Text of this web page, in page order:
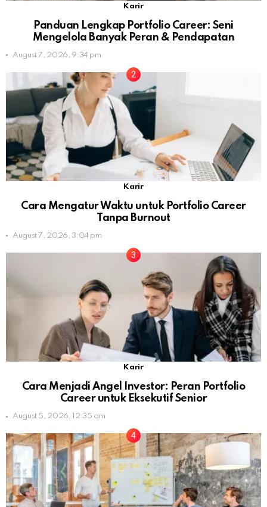
Karir
Panduan Lengkap Portfolio Career: Seni
Mengelola Banyak Peran & Pendapatan
August 7, 2026, 9:34 pm
Karir
Cara Mengatur Waktu untuk Portfolio Career
Tanpa Burnout
August 7, 2026, 3:04 pm
Karir
Cara Menjadi Angel Investor: Peran Portfolio
Career untuk Eksekutif Senior
August 5, 2026, 12:35 am